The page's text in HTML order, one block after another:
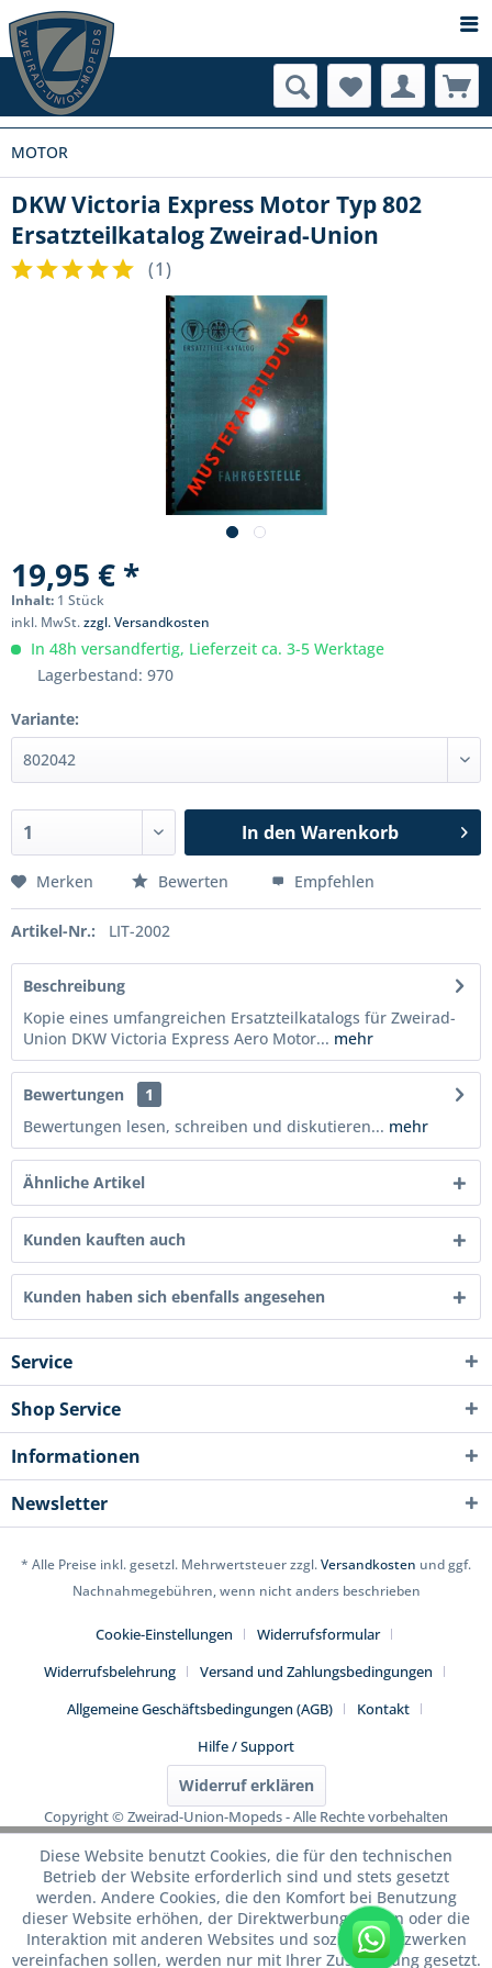
MOTOR
DKW Victoria Express Motor Typ 802
Ersatzteilkatalog Zweirad-Union
(1)
19,95 € *
Inhalt: 1 Stück
inkl. MwSt.zzgl. Versandkosten
In 48h versandfertig, Lieferzeit ca. 3-5 Werktage
Lagerbestand: 970
Variante:
In den Warenkorb
Merken Bewerten Empfehlen
Artikel-Nr.: LIT-2002
Beschreibung
Kopie eines umfangreichen Ersatzteilkatalogs für Zweirad-
Union DKW Victoria Express Aero Motor... mehr
Bewertungen
1
Bewertungen lesen, schreiben und diskutieren... mehr
Ähnliche Artikel
Kunden kauften auch
Kunden haben sich ebenfalls angesehen
Service
Shop Service
Informationen
Newsletter
* Alle Preise inkl. gesetzl. Mehrwertsteuer zzgl.Versandkosten und ggf.
Nachnahmegebühren, wenn nicht anders beschrieben
Cookie-Einstellungen
Widerrufsformular
Widerrufsbelehrung
Versand und Zahlungsbedingungen
Allgemeine Geschäftsbedingungen (AGB)
Kontakt
Hilfe / Support
Widerruf erklären
Copyright © Zweirad-Union-Mopeds - Alle Rechte vorbehalten
WhatsApp
Diese Website benutzt Cookies, die für den technischen
Betrieb der Website erforderlich sind und stets gesetzt
werden. Andere Cookies, die den Komfort bei Benutzung
dieser Website erhöhen, der Direktwerbung dienen oder die
Interaktion mit anderen Websites und sozialen Netzwerken
vereinfachen sollen, werden nur mit Ihrer Zustimmung gesetzt.